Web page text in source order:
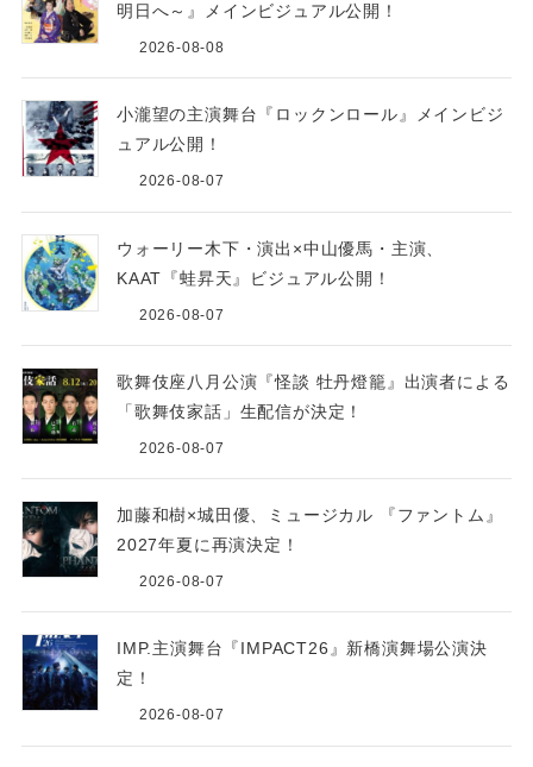
明日へ～』メインビジュアル公開！
2026-08-08
小瀧望の主演舞台『ロックンロール』メインビジ
ュアル公開！
2026-08-07
ウォーリー木下・演出×中山優馬・主演、
KAAT『蛙昇天』ビジュアル公開！
2026-08-07
歌舞伎座八月公演『怪談 牡丹燈籠』出演者による
「歌舞伎家話」生配信が決定！
2026-08-07
加藤和樹×城田優、ミュージカル 『ファントム』
2027年夏に再演決定！
2026-08-07
IMP.主演舞台『IMPACT26』新橋演舞場公演決
定！
2026-08-07